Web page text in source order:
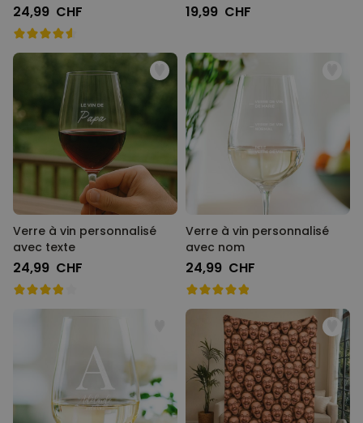
24,99 CHF 19,99 CHF
Verre à vin personnalisé
avec texte
24,99 CHF
Verre à vin personnalisé
avec nom
24,99 CHF